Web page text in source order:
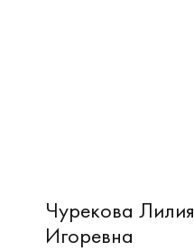
Чурекова Лилия
Игоревна